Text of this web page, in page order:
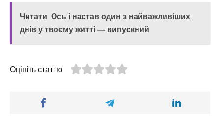
Читати Ось і настав один з найважливіших
днів у твоєму житті — випускний
Оцініть статтю